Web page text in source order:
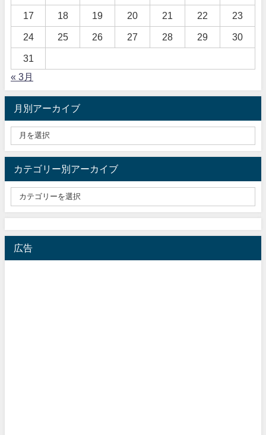
17 18 19 20 21 22 23
24 25 26 27 28 29 30
31
« 3月
月別アーカイブ
カテゴリー別アーカイブ
広告